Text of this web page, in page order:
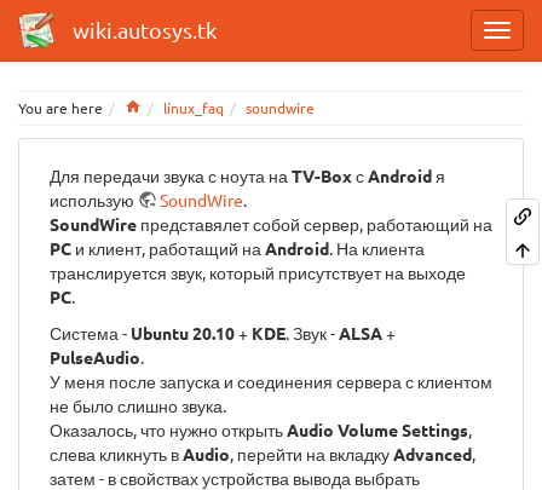
wiki.autosys.tk
You are here Homelinux_faq soundwire
Для передачи звука с ноута на TV-BoxсAndroidя
использую
SoundWire.
SoundWire представялет собой сервер, работающий на
PC и клиент, работащий на Android. На клиента
транслируется звук, который присутствует на выходе
PC.
Система - Ubuntu 20.10+ KDE. Звук -ALSA+
PulseAudio.
У меня после запуска и соединения сервера с клиентом
не было слишно звука.
Оказалось, что нужно открытьAudio Volume Settings,
слева кликнуть вAudio, перейти на вкладкуAdvanced,
затем - в свойствах устройства вывода выбрать